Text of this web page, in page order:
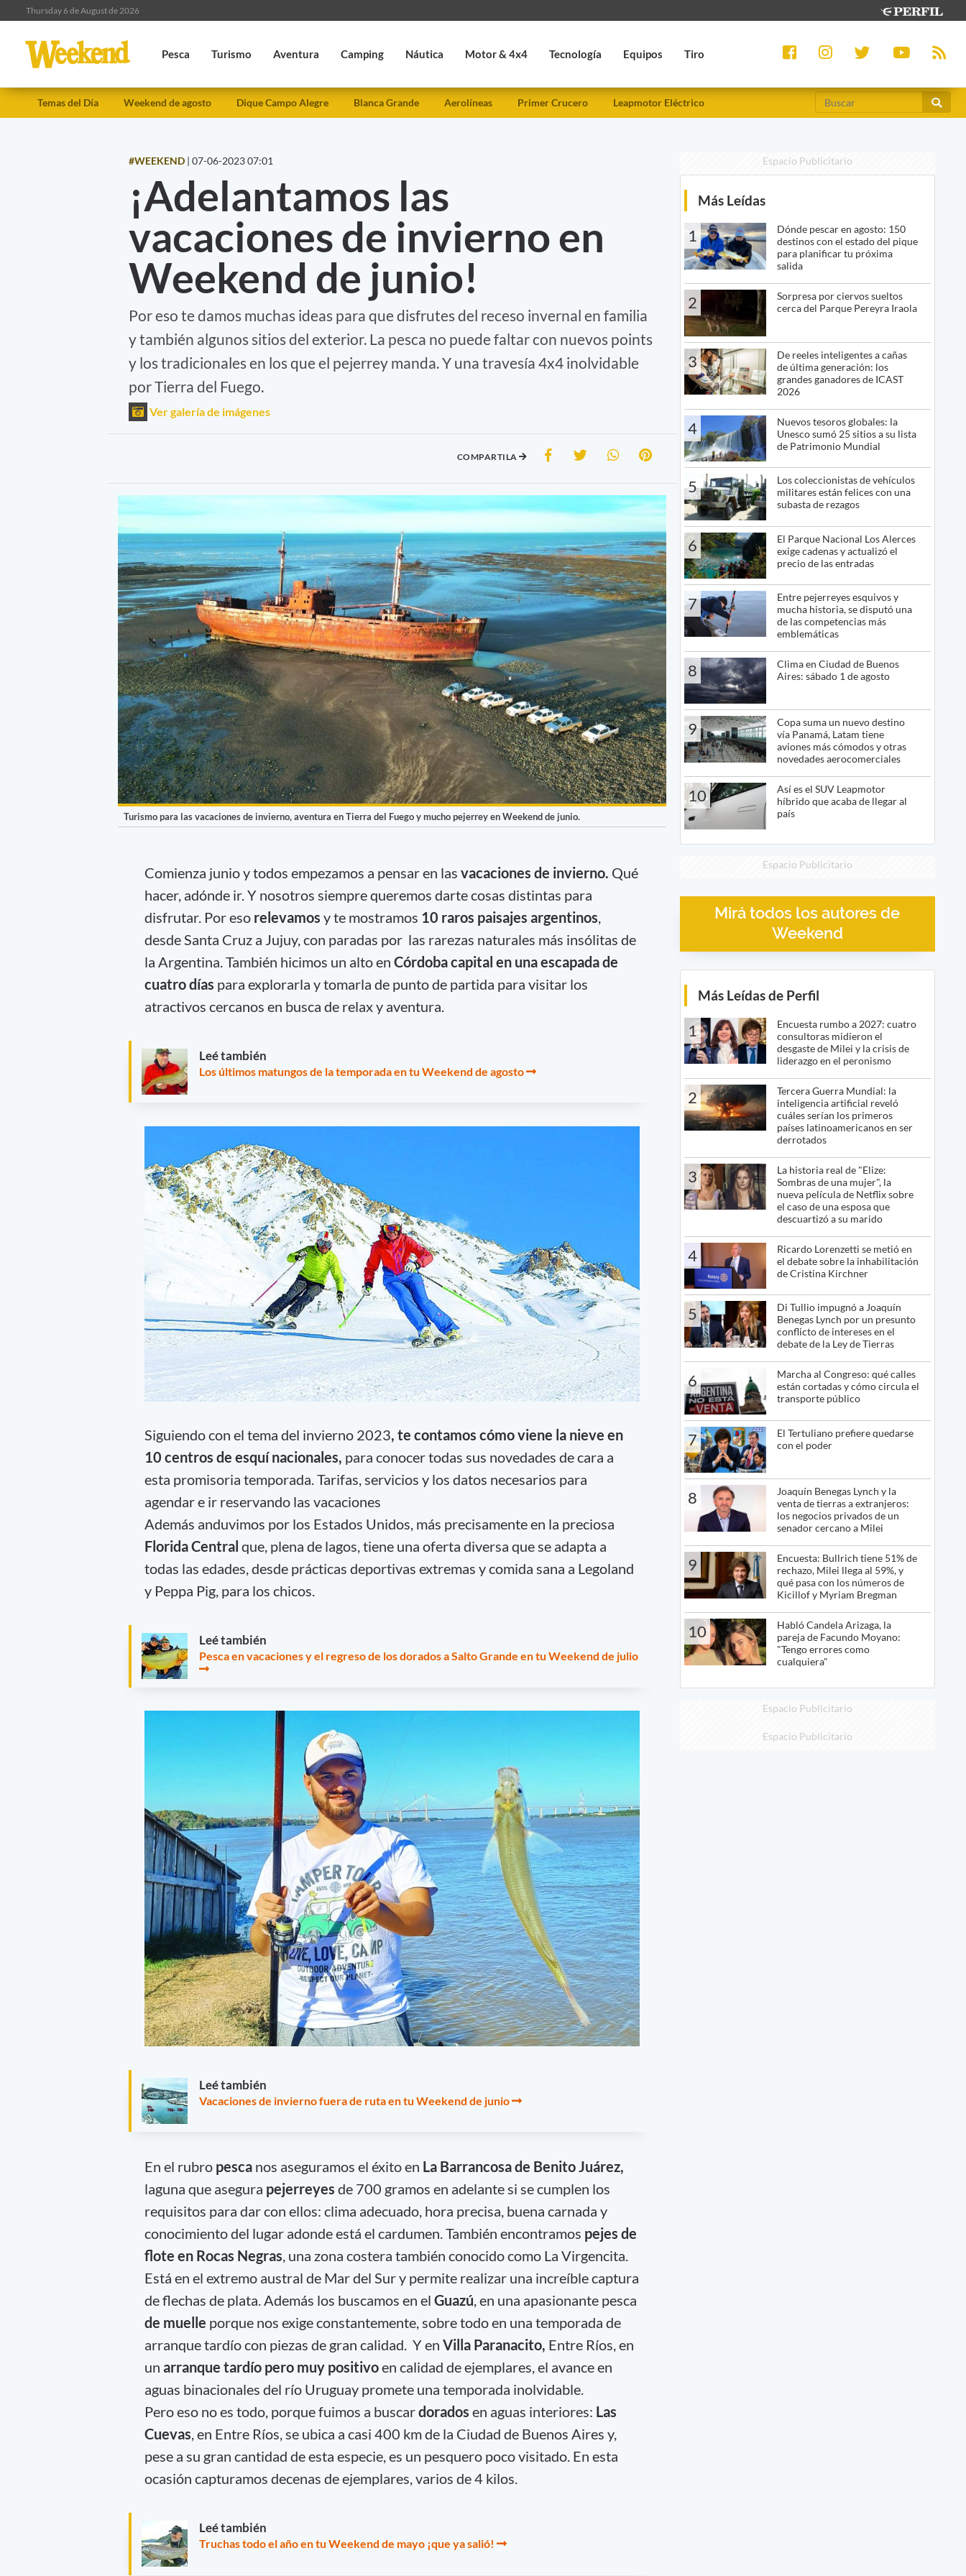
Thursday 6 de August de 2026
Pesca Turismo Aventura Camping Náutica Motor & 4x4 Tecnología Equipos Tiro
Temas del Día Weekend de agosto Dique Campo Alegre Blanca Grande Aerolíneas Primer Crucero Leapmotor Eléctrico
#WEEKEND | 07-06-2023 07:01
¡Adelantamos las
vacaciones de invierno en
Weekend de junio!
Por eso te damos muchas ideas para que disfrutes del receso invernal en familia
y también algunos sitios del exterior. La pesca no puede faltar con nuevos points
y los tradicionales en los que el pejerrey manda. Y una travesía 4x4 inolvidable
por Tierra del Fuego.
Ver galería de imágenes
COMPARTILA
Turismo para las vacaciones de invierno, aventura en Tierra del Fuego y mucho pejerrey en Weekend de junio.
Comienza junio y todos empezamos a pensar en las vacaciones de invierno. Qué
hacer, adónde ir. Y nosotros siempre queremos darte cosas distintas para
disfrutar. Por esorelevamos y te mostramos 10 raros paisajes argentinos
desde Santa Cruz a Jujuy, con paradas por las rarezas naturales más insólitas de
la Argentina. También hicimos un alto en Córdoba capital en una escapada de
cuatro días para explorarla y tomarla de punto de partida para visitar los
atractivos cercanos en busca de relax y aventura.
Leé también
Los últimos matungos de la temporada en tu Weekend de agosto
Siguiendo con el tema del invierno 2023, te contamos cómo viene la nieve en
10 centros de esquí nacionales, para conocer todas sus novedades de cara a
esta promisoria temporada. Tarifas, servicios y los datos necesarios para
agendar e ir reservando las vacaciones
Además anduvimos por los Estados Unidos, más precisamente en la preciosa
Florida Central que, plena de lagos, tiene una oferta diversa que se adapta a
todas las edades, desde prácticas deportivas extremas y comida sana a Legoland
y Peppa Pig, para los chicos.
Leé también
Pesca en vacaciones y el regreso de los dorados a Salto Grande en tu Weekend de julio
Leé también
Vacaciones de invierno fuera de ruta en tu Weekend de junio
En el rubro pesca nos aseguramos el éxito en La Barrancosa de Benito Juárez,
laguna que asegura pejerreyes de 700 gramos en adelante si se cumplen los
requisitos para dar con ellos: clima adecuado, hora precisa, buena carnada y
conocimiento del lugar adonde está el cardumen. También encontramos pejes de
flote en Rocas Negras , una zona costera también conocido como La Virgencita.
Está en el extremo austral de Mar del Sur y permite realizar una increíble captura
de flechas de plata. Además los buscamos en el Guazú , en una apasionante pesca
de muelle porque nos exige constantemente, sobre todo en una temporada de
arranque tardío con piezas de gran calidad. Y en Villa Paranacito, Entre Ríos, en
un arranque tardío pero muy positivoen calidad de ejemplares, el avance en
aguas binacionales del río Uruguay promete una temporada inolvidable.
Pero eso no es todo, porque fuimos a buscardorados en aguas interiores: Las
Cuevas , en Entre Ríos, se ubica a casi 400 km de la Ciudad de Buenos Aires y,
pese a su gran cantidad de esta especie, es un pesquero poco visitado. En esta
ocasión capturamos decenas de ejemplares, varios de 4 kilos.
Leé también
Truchas todo el año en tu Weekend de mayo ¡que ya salió!
Espacio Publicitario
Más Leídas
1
Dónde pescar en agosto: 150
destinos con el estado del pique
para planificar tu próxima
salida
2
Sorpresa por ciervos sueltos
cerca del Parque Pereyra Iraola
3
De reeles inteligentes a cañas
de última generación: los
grandes ganadores de ICAST
2026
4
Nuevos tesoros globales: la
Unesco sumó 25 sitios a su lista
de Patrimonio Mundial
5
Los coleccionistas de vehículos
militares están felices con una
subasta de rezagos
6
El Parque Nacional Los Alerces
exige cadenas y actualizó el
precio de las entradas
7
Entre pejerreyes esquivos y
mucha historia, se disputó una
de las competencias más
emblemáticas
8
Clima en Ciudad de Buenos
Aires: sábado 1 de agosto
9
Copa suma un nuevo destino
vía Panamá, Latam tiene
aviones más cómodos y otras
novedades aerocomerciales
10
Así es el SUV Leapmotor
híbrido que acaba de llegar al
país
Espacio Publicitario
Mirá todos los autores de
Weekend
Más Leídas de Perfil
1
Encuesta rumbo a 2027: cuatro
consultoras midieron el
desgaste de Milei y la crisis de
liderazgo en el peronismo
2
Tercera Guerra Mundial: la
inteligencia artificial reveló
cuáles serían los primeros
países latinoamericanos en ser
derrotados
3
La historia real de "Elize:
Sombras de una mujer", la
nueva película de Netflix sobre
el caso de una esposa que
descuartizó a su marido
4
Ricardo Lorenzetti se metió en
el debate sobre la inhabilitación
de Cristina Kirchner
5
Di Tullio impugnó a Joaquín
Benegas Lynch por un presunto
conflicto de intereses en el
debate de la Ley de Tierras
6
Marcha al Congreso: qué calles
están cortadas y cómo circula el
transporte público
7
El Tertuliano prefiere quedarse
con el poder
8
Joaquín Benegas Lynch y la
venta de tierras a extranjeros:
los negocios privados de un
senador cercano a Milei
9
Encuesta: Bullrich tiene 51% de
rechazo, Milei llega al 59%, y
qué pasa con los números de
Kicillof y Myriam Bregman
10
Habló Candela Arizaga, la
pareja de Facundo Moyano:
"Tengo errores como
cualquiera"
Espacio Publicitario
Espacio Publicitario